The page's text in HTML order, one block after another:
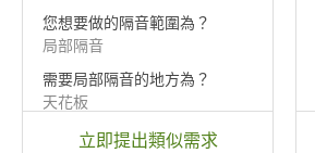
您想要做的隔音範圍為？
局部隔音
需要局部隔音的地方為？
天花板
立即提出類似需求